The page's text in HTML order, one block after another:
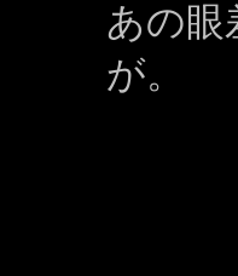
あの眼
が。